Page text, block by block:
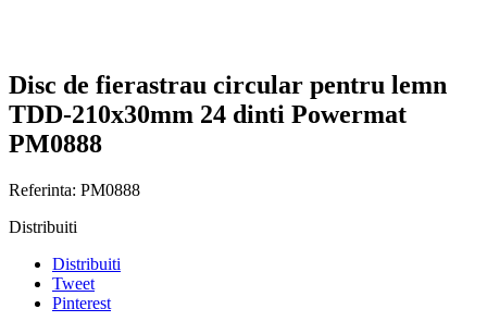
Disc de fierastrau circular pentru lemn
TDD-210x30mm 24 dinti Powermat
PM0888
Referinta: PM0888
Distribuiti
Distribuiti
Tweet
Pinterest